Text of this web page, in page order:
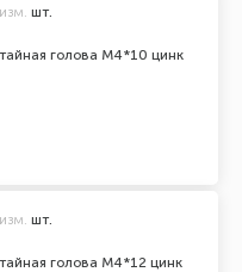
голова М4*10 цинк
шт.
голова М4*12 цинк
шт.